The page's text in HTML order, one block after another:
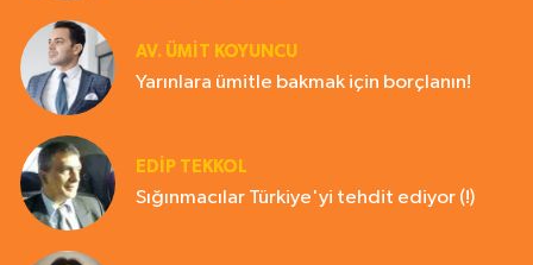
AV. ÜMIT KOYUNCU
Yarınlara ümitle bakmak için borçlanın!
EDIP TEKKOL
Sığınmacılar Türkiye'yi tehdit ediyor (!)